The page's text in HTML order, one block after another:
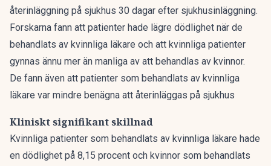
återinläggning på sjukhus 30 dagar efter sjukhusinläggning.
Forskarna fann att patienter hade lägre dödlighet när de
behandlats av kvinnliga läkare och att kvinnliga patienter
gynnas ännu mer än manliga av att behandlas av kvinnor.
De fann även att patienter som behandlats av kvinnliga
läkare var mindre benägna att återinläggas på sjukhus
Kliniskt signifikant skillnad
Kvinnliga patienter som behandlats av kvinnliga läkare hade
en dödlighet på 8,15 procent och kvinnor som behandlats